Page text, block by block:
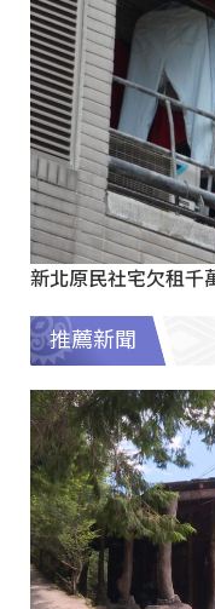
新北原民社宅欠租千
推薦新聞